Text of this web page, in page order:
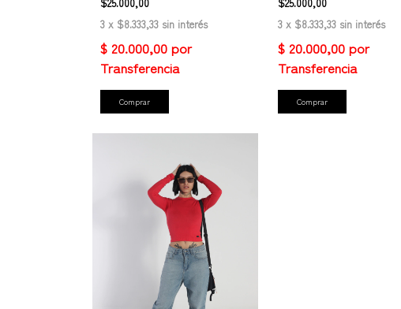
3 x $8.333,33 sin interés
Comprar
3 x $8.333,33 sin interés
Comprar